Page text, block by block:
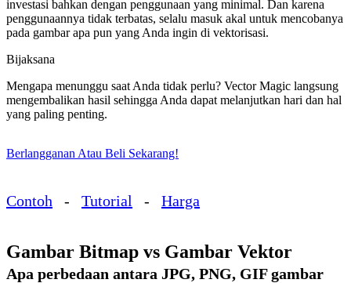
investasi bahkan dengan penggunaan yang minimal. Dan karena
penggunaannya tidak terbatas, selalu masuk akal untuk mencobanya
pada gambar apa pun yang Anda ingin di vektorisasi.
Bijaksana
Mengapa menunggu saat Anda tidak perlu? Vector Magic langsung
mengembalikan hasil sehingga Anda dapat melanjutkan hari dan hal
yang paling penting.
Berlangganan Atau Beli Sekarang!
Contoh - Tutorial - Harga
Gambar Bitmap vs Gambar Vektor
Apa perbedaan antara JPG, PNG, GIF gambar